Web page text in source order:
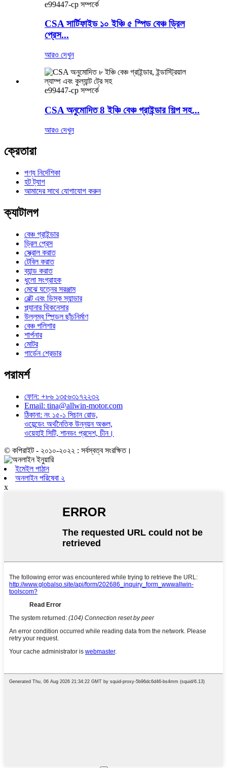
e99447-cp সম্পর্কে
CSA সার্টিফাইড ১০ ইঞ্চি ৫ স্পিড বেঞ্চ ড্রিল
প্রেস...
আরও দেখুন
e99447-cp সম্পর্কে
CSA অনুমোদিত 8 ইঞ্চি বেঞ্চ গ্রাইন্ডার শিল্প সহ...
আরও দেখুন
ক্রেতারা
পণ্য নির্দেশিকা
হট ট্যাগ
আমাদের সাথে যোগাযোগ করুন
ক্যাটালগ
বেঞ্চ গ্রাইন্ডার
ড্রিল প্রেস
স্ক্রোল করাত
টেবিল করাত
ব্যান্ড করাত
ধুলো সংগ্রাহক
মেঝে যত্নের সরঞ্জাম
বেল্ট এবং ডিস্ক স্যান্ডার
প্ল্যানার থিকনেসার
উল্লম্ব স্পিন্ডল ছাঁচনির্মাণ
বেঞ্চ পলিশার
শার্পনার
মোটর
গার্ডেন শ্রেডার
পরামর্শ
ফোন: +৮৬ ১৩৫৬৩১৭২২৩২
Email: tina@allwin-motor.com
ঠিকানা: নং ১৫-১ সিচান রোড,
ওয়েন্ডেং অর্থনৈতিক উন্নয়ন অঞ্চল,
ওয়েহাই সিটি, শানডং প্রদেশ, চীন।
© কপিরাইট - ২০১০-২০২২ : সর্বস্বত্ব সংরক্ষিত।
ইমেইল পাঠান
অনলাইন পরিষেবা ২
x